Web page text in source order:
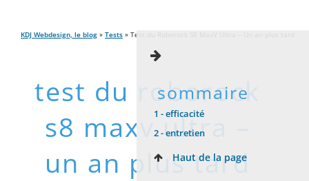
KDJ Webdesign, le blog » Tests » Test du Roborock S8 MaxV Ultra – Un an plus tard
test du roborock
s8 maxv ultra –
un an plus tard
sommaire
1 -efficacité
2 -entretien
Haut de la page